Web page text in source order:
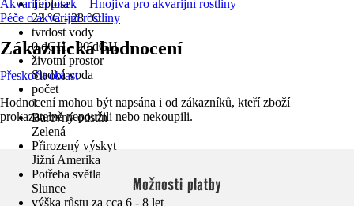
Teplota
22 °C - 28 °C
tvrdost vody
0 dGH - 20 dGH
životní prostor
Sladká voda
počet
1
Barevný odstín
Zelená
Přirozený výskyt
Jižní Amerika
Potřeba světla
Slunce
výška růstu za cca 6 - 8 let
Akvarijní písek
Hnojiva pro akvarijní rostliny
Péče o akvarijní rostliny
Zákaznická hodnocení
Přeskočit oblast
Hodnocení mohou být napsána i od zákazníků, kteří zboží
prokazatelně nepoužili nebo nekoupili.
Možnosti platby